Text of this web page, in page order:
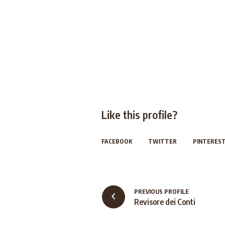
Like this profile?
FACEBOOK TWITTER
Revisore dei Conti
PREVIOUS PROFILE